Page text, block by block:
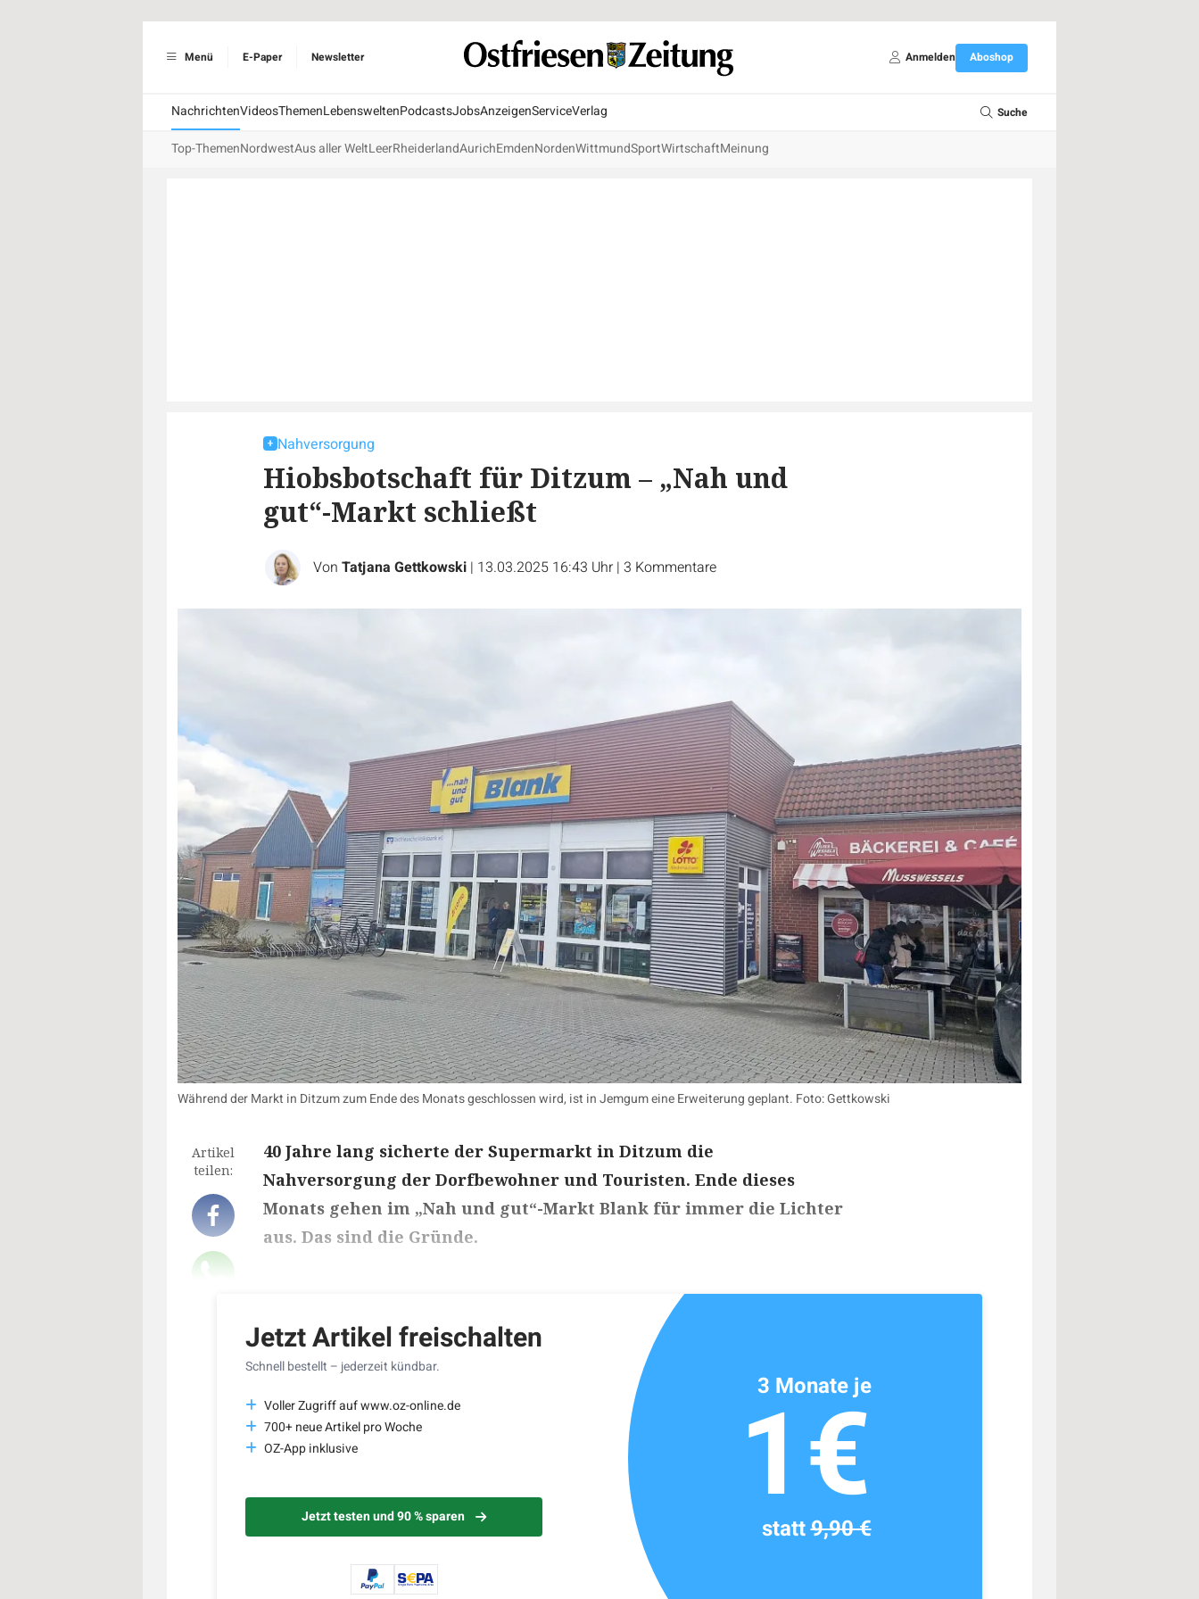
Menü E-Paper Newsletter Anmelden Aboshop
NachrichtenVideosThemenLebensweltenPodcastsJobsAnzeigenServiceVerlag Suche
Top-ThemenNordwestAus aller WeltLeerRheiderlandAurichEmdenNordenWittmundSportWirtschaftMeinung
Nahversorgung
Hiobsbotschaft für Ditzum – „Nah und
gut“-Markt schließt
Von Tatjana Gettkowski | 13.03.2025 16:43 Uhr | 3 Kommentare
Während der Markt in Ditzum zum Ende des Monats geschlossen wird, ist in Jemgum eine Erweiterung geplant. Foto: Gettkowski
Artikel
teilen:
40 Jahre lang sicherte der Supermarkt in Ditzum die
Nahversorgung der Dorfbewohner und Touristen. Ende dieses
Monats gehen im „Nah und gut“-Markt Blank für immer die Lichter
aus. Das sind die Gründe.
Jetzt Artikel freischalten
Schnell bestellt – jederzeit kündbar.
Voller Zugriff auf www.oz-online.de
700+ neue Artikel pro Woche
OZ-App inklusive
Jetzt testen und 90 % sparen
3 Monate je
1€
statt9,90 €